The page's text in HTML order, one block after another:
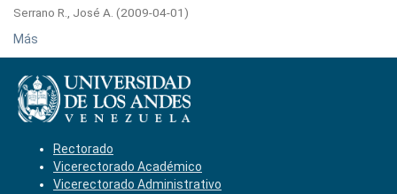
Serrano R., José A. (2009-04-01)
Más
Rectorado
Vicerectorado Académico
Vicerectorado Administrativo